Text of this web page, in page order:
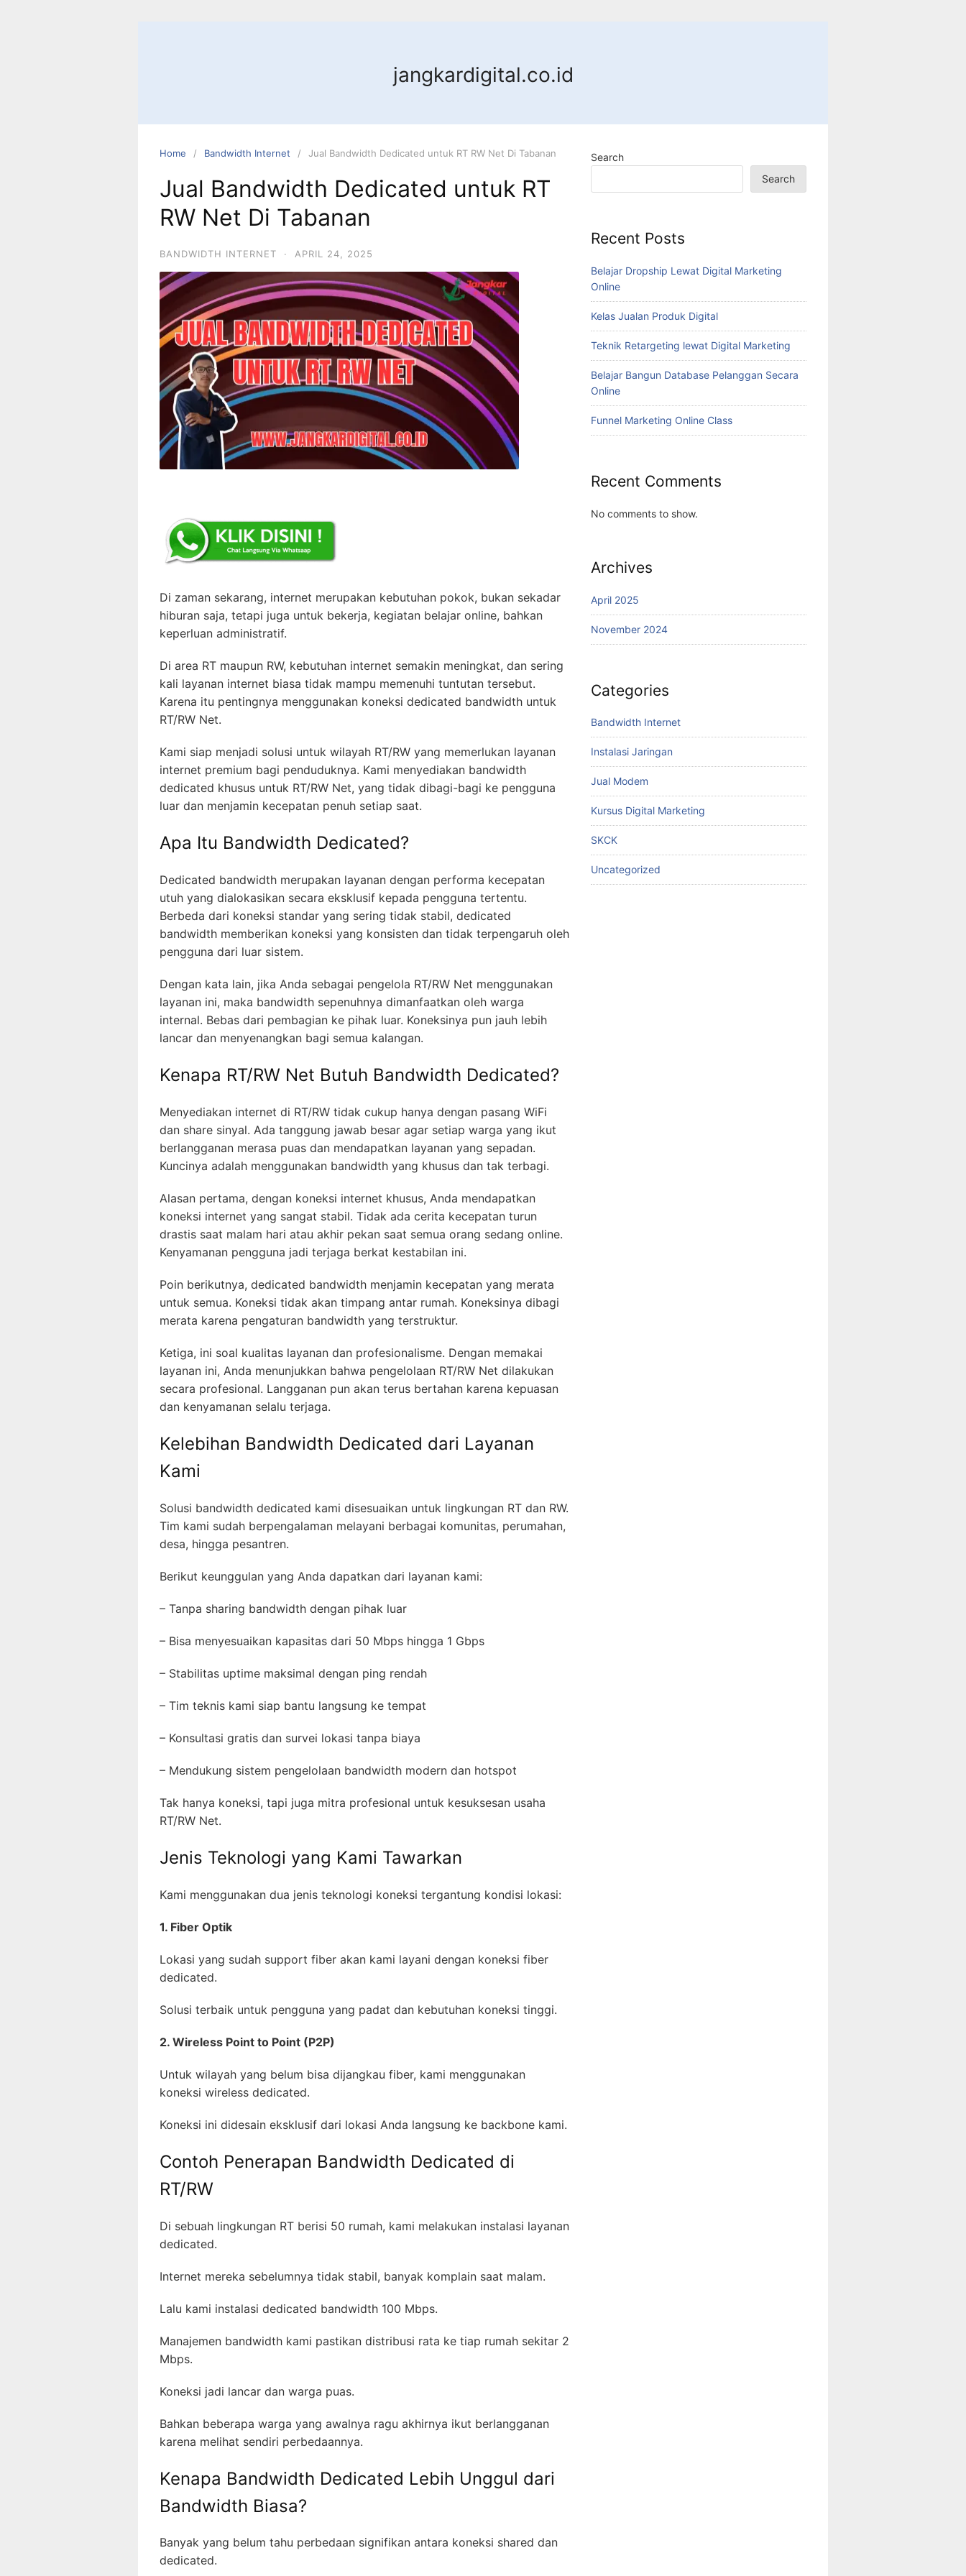
jangkardigital.co.id
Home Bandwidth Internet Jual Bandwidth Dedicated untuk RT RW Net Di Tabanan
Jual Bandwidth Dedicated untuk RT
RW Net Di Tabanan
BANDWIDTH INTERNET · APRIL 24, 2025
Di zaman sekarang, internet merupakan kebutuhan pokok, bukan sekadar
hiburan saja, tetapi juga untuk bekerja, kegiatan belajar online, bahkan
keperluan administratif.
Di area RT maupun RW, kebutuhan internet semakin meningkat, dan sering
kali layanan internet biasa tidak mampu memenuhi tuntutan tersebut.
Karena itu pentingnya menggunakan koneksi dedicated bandwidth untuk
RT/RW Net.
Kami siap menjadi solusi untuk wilayah RT/RW yang memerlukan layanan
internet premium bagi penduduknya. Kami menyediakan bandwidth
dedicated khusus untuk RT/RW Net, yang tidak dibagi-bagi ke pengguna
luar dan menjamin kecepatan penuh setiap saat.
Apa Itu Bandwidth Dedicated?
Dedicated bandwidth merupakan layanan dengan performa kecepatan
utuh yang dialokasikan secara eksklusif kepada pengguna tertentu.
Berbeda dari koneksi standar yang sering tidak stabil, dedicated
bandwidth memberikan koneksi yang konsisten dan tidak terpengaruh oleh
pengguna dari luar sistem.
Dengan kata lain, jika Anda sebagai pengelola RT/RW Net menggunakan
layanan ini, maka bandwidth sepenuhnya dimanfaatkan oleh warga
internal. Bebas dari pembagian ke pihak luar. Koneksinya pun jauh lebih
lancar dan menyenangkan bagi semua kalangan.
Kenapa RT/RW Net Butuh Bandwidth Dedicated?
Menyediakan internet di RT/RW tidak cukup hanya dengan pasang WiFi
dan share sinyal. Ada tanggung jawab besar agar setiap warga yang ikut
berlangganan merasa puas dan mendapatkan layanan yang sepadan.
Kuncinya adalah menggunakan bandwidth yang khusus dan tak terbagi.
Alasan pertama, dengan koneksi internet khusus, Anda mendapatkan
koneksi internet yang sangat stabil. Tidak ada cerita kecepatan turun
drastis saat malam hari atau akhir pekan saat semua orang sedang online.
Kenyamanan pengguna jadi terjaga berkat kestabilan ini.
Poin berikutnya, dedicated bandwidth menjamin kecepatan yang merata
untuk semua. Koneksi tidak akan timpang antar rumah. Koneksinya dibagi
merata karena pengaturan bandwidth yang terstruktur.
Ketiga, ini soal kualitas layanan dan profesionalisme. Dengan memakai
layanan ini, Anda menunjukkan bahwa pengelolaan RT/RW Net dilakukan
secara profesional. Langganan pun akan terus bertahan karena kepuasan
dan kenyamanan selalu terjaga.
Kelebihan Bandwidth Dedicated dari Layanan
Kami
Solusi bandwidth dedicated kami disesuaikan untuk lingkungan RT dan RW.
Tim kami sudah berpengalaman melayani berbagai komunitas, perumahan,
desa, hingga pesantren.
Berikut keunggulan yang Anda dapatkan dari layanan kami:
– Tanpa sharing bandwidth dengan pihak luar
– Bisa menyesuaikan kapasitas dari 50 Mbps hingga 1 Gbps
– Stabilitas uptime maksimal dengan ping rendah
– Tim teknis kami siap bantu langsung ke tempat
– Konsultasi gratis dan survei lokasi tanpa biaya
– Mendukung sistem pengelolaan bandwidth modern dan hotspot
Tak hanya koneksi, tapi juga mitra profesional untuk kesuksesan usaha
RT/RW Net.
Jenis Teknologi yang Kami Tawarkan
Kami menggunakan dua jenis teknologi koneksi tergantung kondisi lokasi:
1. Fiber Optik
Lokasi yang sudah support fiber akan kami layani dengan koneksi fiber
dedicated.
Solusi terbaik untuk pengguna yang padat dan kebutuhan koneksi tinggi.
2. Wireless Point to Point (P2P)
Untuk wilayah yang belum bisa dijangkau fiber, kami menggunakan
koneksi wireless dedicated.
Koneksi ini didesain eksklusif dari lokasi Anda langsung ke backbone kami.
Contoh Penerapan Bandwidth Dedicated di
RT/RW
Di sebuah lingkungan RT berisi 50 rumah, kami melakukan instalasi layanan
dedicated.
Internet mereka sebelumnya tidak stabil, banyak komplain saat malam.
Lalu kami instalasi dedicated bandwidth 100 Mbps.
Manajemen bandwidth kami pastikan distribusi rata ke tiap rumah sekitar 2
Mbps.
Koneksi jadi lancar dan warga puas.
Bahkan beberapa warga yang awalnya ragu akhirnya ikut berlangganan
karena melihat sendiri perbedaannya.
Kenapa Bandwidth Dedicated Lebih Unggul dari
Bandwidth Biasa?
Banyak yang belum tahu perbedaan signifikan antara koneksi shared dan
dedicated.
Search
Search
Recent Posts
Belajar Dropship Lewat Digital Marketing
Online
Kelas Jualan Produk Digital
Teknik Retargeting lewat Digital Marketing
Belajar Bangun Database Pelanggan Secara
Online
Funnel Marketing Online Class
Recent Comments
No comments to show.
Archives
April 2025
November 2024
Categories
Bandwidth Internet
Instalasi Jaringan
Jual Modem
Kursus Digital Marketing
SKCK
Uncategorized